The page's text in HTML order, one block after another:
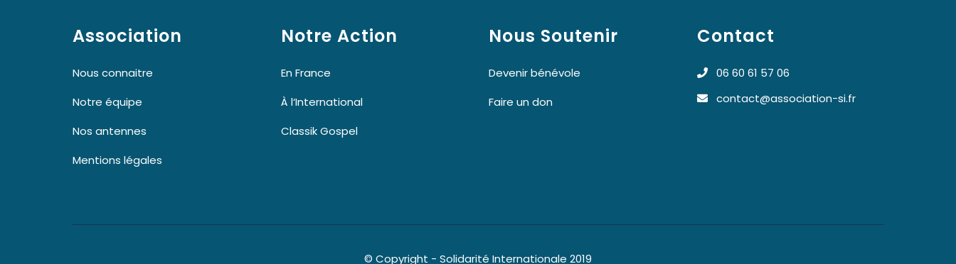
Association
Nous connaitre
Notre équipe
Nos antennes
Mentions légales
Notre Action
En France
À l‘International
Classik Gospel
Nous Soutenir
Devenir bénévole
Faire un don
Contact
06 60 61 57 06
contact@association-si.fr
© Copyright - Solidarité Internationale 2019